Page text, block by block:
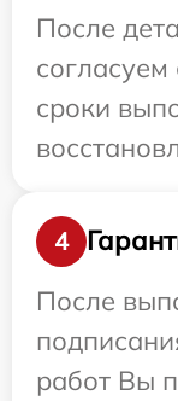
После
сроки
4
После
работ Вы